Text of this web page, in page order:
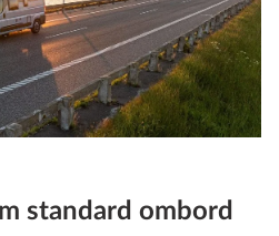
standard ombord